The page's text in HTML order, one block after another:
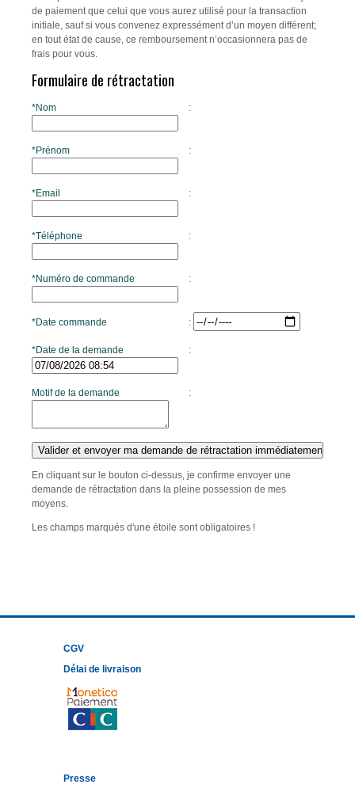
de paiement que celui que vous aurez utilisé pour la transaction
initiale, sauf si vous convenez expressément d’un moyen différent;
en tout état de cause, ce remboursement n’occasionnera pas de
frais pour vous.
Formulaire de rétractation
*Nom :
*Prénom :
*Email :
*Téléphone :
*Numéro de commande :
*Date commande :
*Date de la demande :
Motif de la demande :
En cliquant sur le bouton ci-dessus, je confirme envoyer une
demande de rétractation dans la pleine possession de mes
moyens.
Les champs marqués d'une étoile sont obligatoires !
CGV
Délai de livraison
Presse